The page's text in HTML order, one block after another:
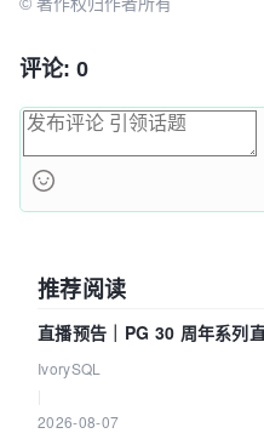
评论: 0
推荐阅读
直播预告｜PG 30 周年系列
核——我们改得动吗？我们贡
IvorySQL
2026-08-07